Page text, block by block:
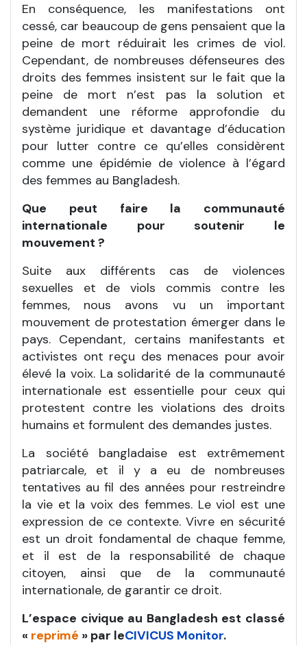
En conséquence, les manifestations ont
cessé, car beaucoup de gens pensaient que la
peine de mort réduirait les crimes de viol.
Cependant, de nombreuses défenseures des
droits des femmes insistent sur le fait que la
peine de mort n’est pas la solution et
demandent une réforme approfondie du
système juridique et davantage d’éducation
pour lutter contre ce qu’elles considèrent
comme une épidémie de violence à l’égard
des femmes au Bangladesh.
Que peut faire la communauté
internationale pour soutenir le
mouvement ?
Suite aux différents cas de violences
sexuelles et de viols commis contre les
femmes, nous avons vu un important
mouvement de protestation émerger dans le
pays. Cependant, certains manifestants et
activistes ont reçu des menaces pour avoir
élevé la voix. La solidarité de la communauté
internationale est essentielle pour ceux qui
protestent contre les violations des droits
humains et formulent des demandes justes.
La société bangladaise est extrêmement
patriarcale, et il y a eu de nombreuses
tentatives au fil des années pour restreindre
la vie et la voix des femmes. Le viol est une
expression de ce contexte. Vivre en sécurité
est un droit fondamental de chaque femme,
et il est de la responsabilité de chaque
citoyen, ainsi que de la communauté
internationale, de garantir ce droit.
L’espace civique au Bangladesh est classé
« reprimé » par leCIVICUS Monitor.